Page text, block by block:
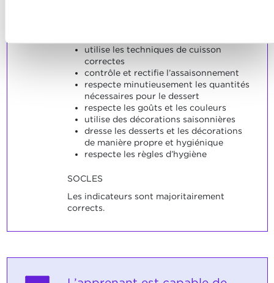
utilise les techniques de cuisson
correctes
contrôle et rectifie l’assaisonnement
respecte minutieusement les quantités
nécessaires pour le dessert
respecte les goûts et les couleurs
utilise des décorations saisonnières
dresse les desserts et les décorations
de manière propre et hygiénique
respecte les règles d’hygiène
SOCLES
Les indicateurs sont majoritairement
corrects.